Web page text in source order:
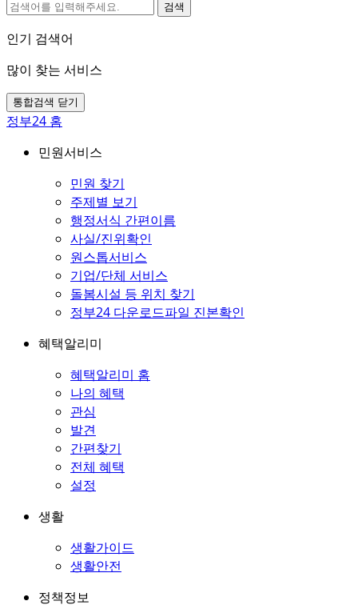
검색
인기 검색어
많이 찾는 서비스
통합검색 닫기
정부24 홈
민원서비스
민원 찾기
주제별 보기
행정서식 간편이름
사실/진위확인
원스톱서비스
기업/단체 서비스
돌봄시설 등 위치 찾기
정부24 다운로드파일 진본확인
혜택알리미
혜택알리미 홈
나의 혜택
관심
발견
간편찾기
전체 혜택
설정
생활
생활가이드
생활안전
정책정보